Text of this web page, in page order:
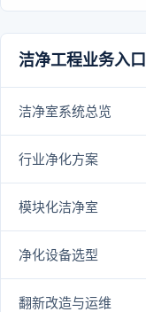
洁净工程业务入口
洁净室系统总览
行业净化方案
模块化洁净室
净化设备选型
翻新改造与运维